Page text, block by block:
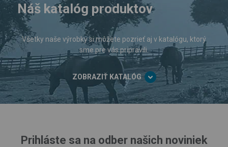
Náš katalóg produktov
Všetky naše výrobky si môžete pozrieť aj v katalógu, ktorý
sme pre vás pripravili.
ZOBRAZIŤ KATALÓG
Prihláste sa na odber našich noviniek